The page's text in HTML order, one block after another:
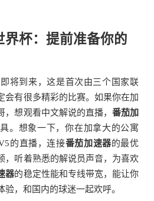
杯：提前准备你的
将到来，这是首次由三个国家联
会有很多精彩的比赛。如果你在加
想观看中文解说的直播， 番茄加
。想象一下，你在加拿大的公寓
的直播，连接番茄加速器的最优
，听着熟悉的解说员声音，为喜欢
器的稳定性能和专线带宽，能让你
，和国内的球迷一起欢呼。